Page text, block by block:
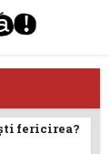
fericirea?